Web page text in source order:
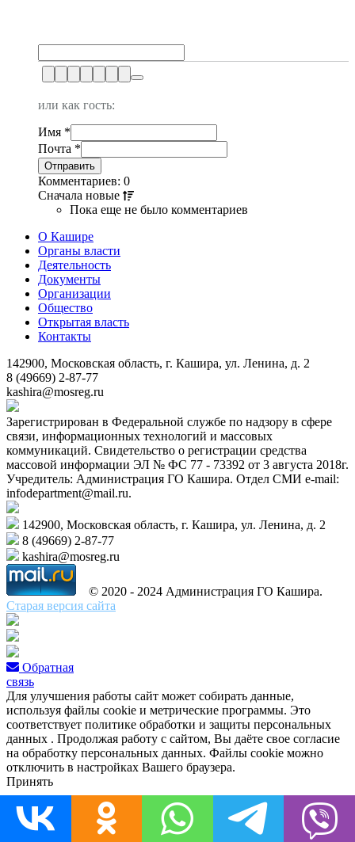
или как гость:
Имя *
Почта *
Комментариев: 0
Сначала новые
Пока еще не было комментариев
О Кашире
Органы власти
Деятельность
Документы
Организации
Общество
Открытая власть
Контакты
142900, Московская область, г. Кашира, ул. Ленина, д. 2
8 (49669) 2-87-77
kashira@mosreg.ru
Зарегистрирован в Федеральной службе по надзору в сфере
связи, информационных технологий и массовых
коммуникаций. Свидетельство о регистрации средства
массовой информации ЭЛ № ФС 77 - 73392 от 3 августа 2018г.
Учредитель: Администрация ГО Кашира. Отдел СМИ e-mail:
infodepartment@mail.ru.
142900, Московская область, г. Кашира, ул. Ленина, д. 2
8 (49669) 2-87-77
kashira@mosreg.ru
© 2020 - 2024 Администрация ГО Кашира.
Старая версия сайта
Обратная
связь
Для улучшения работы сайт может собирать данные,
используя файлы cookie и метрические программы. Это
соответствует политике обработки и защиты персональных
данных . Продолжая работу с сайтом, Вы даёте свое согласие
на обработку персональных данных. Файлы cookie можно
отключить в настройках Вашего браузера.
Принять